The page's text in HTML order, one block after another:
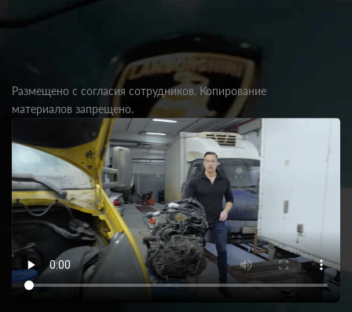
Размещено с согласия сотрудников. Копирование
материалов запрещено.